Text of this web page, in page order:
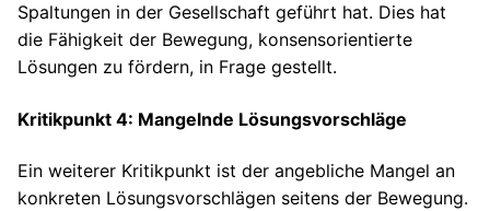
Spaltungen in der Gesellschaft geführt hat. Dies hat
die Fähigkeit der Bewegung, konsensorientierte
Lösungen zu fördern, in Frage gestellt.
Kritikpunkt 4: Mangelnde Lösungsvorschläge
Ein weiterer Kritikpunkt ist der angebliche Mangel an
konkreten Lösungsvorschlägen seitens der Bewegung.